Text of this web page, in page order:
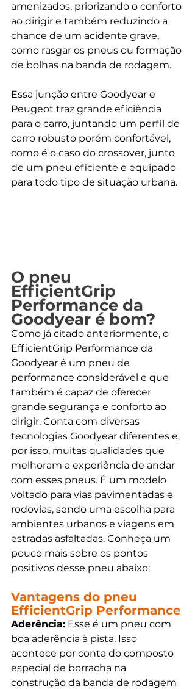
amenizados, priorizando o conforto
ao dirigir e também reduzindo a
chance de um acidente grave,
como rasgar os pneus ou formação
de bolhas na banda de rodagem.
Essa junção entre Goodyear e
Peugeot traz grande eficiência
para o carro, juntando um perfil de
carro robusto porém confortável,
como é o caso do crossover, junto
de um pneu eficiente e equipado
para todo tipo de situação urbana.
O pneu
EfficientGrip
Performance da
Goodyear é bom?
Como já citado anteriormente, o
EfficientGrip Performance da
Goodyear é um pneu de
performance considerável e que
também é capaz de oferecer
grande segurança e conforto ao
dirigir. Conta com diversas
tecnologias Goodyear diferentes e,
por isso, muitas qualidades que
melhoram a experiência de andar
com esses pneus. É um modelo
voltado para vias pavimentadas e
rodovias, sendo uma escolha para
ambientes urbanos e viagens em
estradas asfaltadas. Conheça um
pouco mais sobre os pontos
positivos desse pneu abaixo:
Vantagens do pneu
EfficientGrip Performance
Aderência: Esse é um pneu com
boa aderência à pista. Isso
acontece por conta do composto
especial de borracha na
construção da banda de rodagem